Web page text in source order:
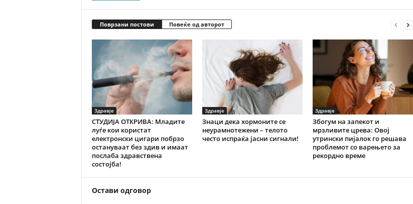
Поврзани постови Повеќе од авторот
Здравје
СТУДИЈА ОТКРИВА: Младите
луѓе кои користат
електронски цигари побрзо
остануваат без здив и имаат
послаба здравствена
состојба!
Здравје
Знаци дека хормоните се
неурамнотежени – телото
често испраќа јасни сигнали!
Здравје
Збогум на запекот и
мрзливите црева: Овој
утрински пијалок го решава
проблемот со варењето за
рекордно време
Остави одговор